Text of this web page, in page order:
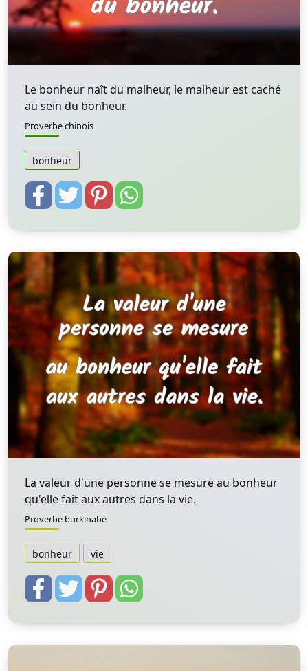
Le bonheur naît du malheur, le malheur est caché
au sein du bonheur.
Proverbe chinois
bonheur
La valeur d'une personne se mesure au bonheur
qu'elle fait aux autres dans la vie.
Proverbe burkinabè
bonheur vie